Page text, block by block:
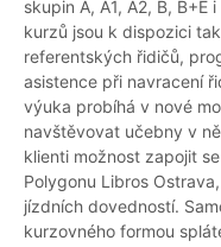
skupin A, A1, A2, B,
kurzů jsou k dispozici
referentských řidičů,
asistence při navracení
výuka probíhá v nové
navštěvovat učebny v
klienti možnost zapojit
Polygonu Libros
jízdních dovedností.
kurzovného formou